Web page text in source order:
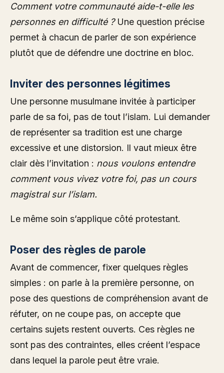
Comment votre communauté aide-t-elle les
personnes en difficulté ?Une question précise
permet à chacun de parler de son expérience
plutôt que de défendre une doctrine en bloc.
Inviter des personnes légitimes
Une personne musulmane invitée à participer
parle de sa foi, pas de tout l’islam. Lui demander
de représenter sa tradition est une charge
excessive et une distorsion. Il vaut mieux être
clair dès l’invitation : nous voulons entendre
comment vous vivez votre foi, pas un cours
magistral sur l’islam.
Le même soin s’applique côté protestant.
Poser des règles de parole
Avant de commencer, fixer quelques règles
simples : on parle à la première personne, on
pose des questions de compréhension avant de
réfuter, on ne coupe pas, on accepte que
certains sujets restent ouverts. Ces règles ne
sont pas des contraintes, elles créent l’espace
dans lequel la parole peut être vraie.